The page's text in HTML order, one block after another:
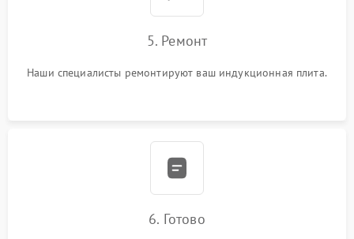
5. Ремонт
Наши специалисты ремонтируют ваш индукционная плита.
6. Готово